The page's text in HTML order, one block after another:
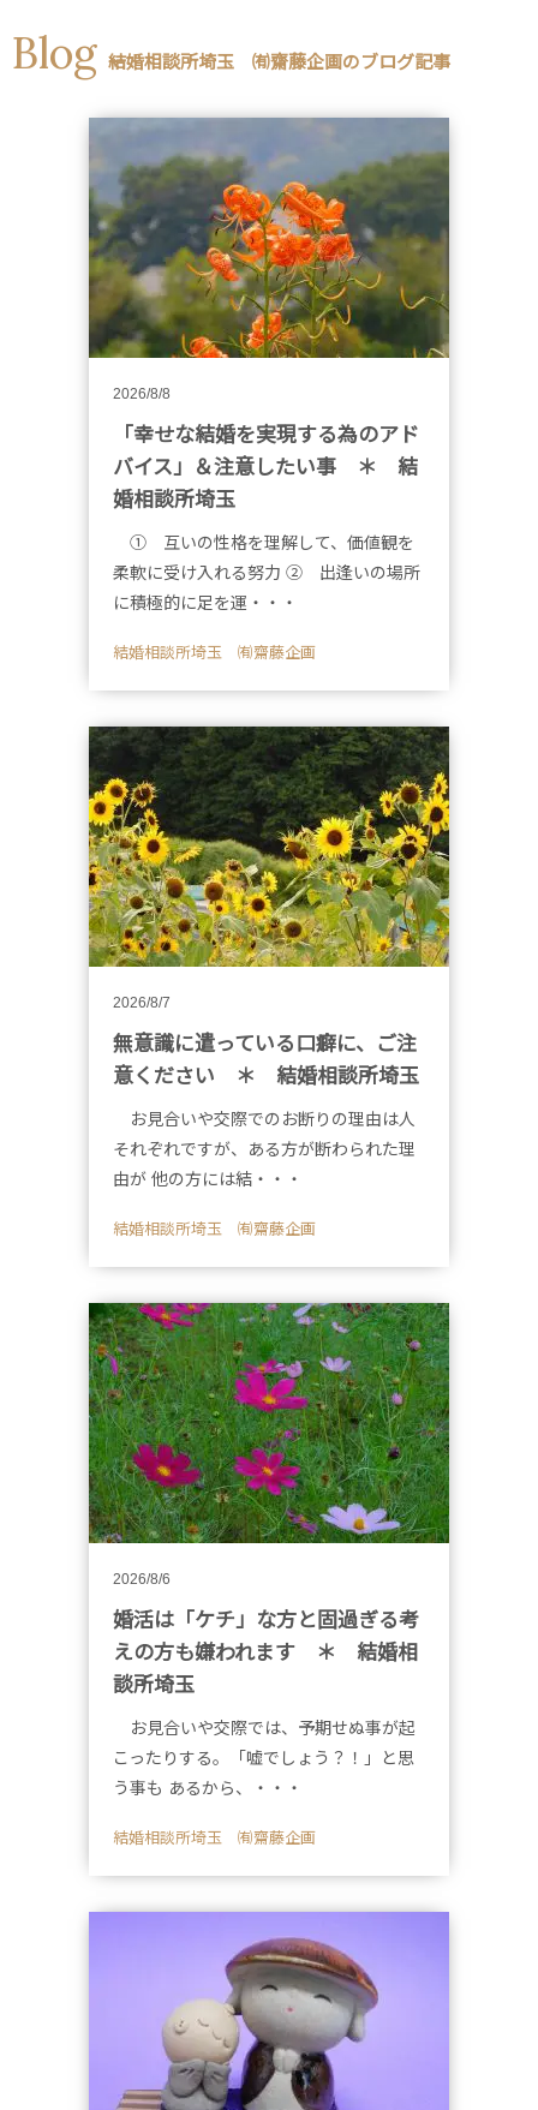
Blog 結婚相談所埼玉 ㈲齋藤企画のブログ記事
2026/8/8
「幸せな結婚を実現する為のアド
バイス」＆注意したい事 ＊ 結
婚相談所埼玉
① 互いの性格を理解して、価値観を
柔軟に受け入れる努力 ② 出逢いの場所
に積極的に足を運・・・
結婚相談所埼玉 ㈲齋藤企画
2026/8/7
無意識に遣っている口癖に、ご注
意ください ＊ 結婚相談所埼玉
お見合いや交際でのお断りの理由は人
それぞれですが、ある方が断わられた理
由が 他の方には結・・・
結婚相談所埼玉 ㈲齋藤企画
2026/8/6
婚活は「ケチ」な方と固過ぎる考
えの方も嫌われます ＊ 結婚相
談所埼玉
お見合いや交際では、予期せぬ事が起
こったりする。「嘘でしょう？！」と思
う事も あるから、・・・
結婚相談所埼玉 ㈲齋藤企画